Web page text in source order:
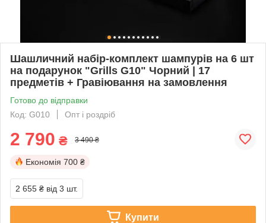
Шашличний набір-комплект шампурів на 6 шт
на подарунок "Grills G10" Чорний | 17
предметів + Гравіювання на замовлення
Готово до відправки
Код: G010
Опт і роздріб
2 790 ₴ 3 490 ₴
Економія 700 ₴
2 655 ₴ від 3 шт.
Купити